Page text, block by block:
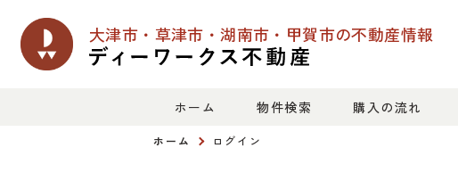
大津市・草津市・湖南市・甲賀市の不動産情報
ホーム 物件検索 購入の流れ
ホーム ログイン